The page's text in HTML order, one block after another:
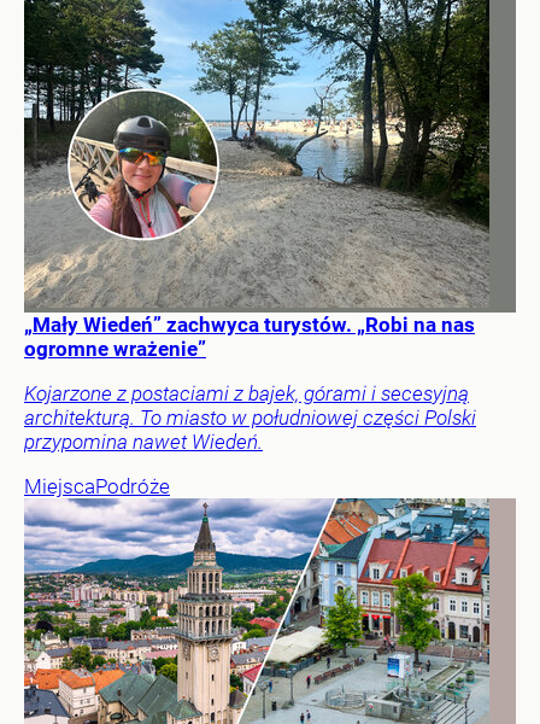
„Mały Wiedeń” zachwyca turystów. „Robi na nas
ogromne wrażenie”
Kojarzone z postaciami z bajek, górami i secesyjną
architekturą. To miasto w południowej części Polski
przypomina nawet Wiedeń.
MiejscaPodróże